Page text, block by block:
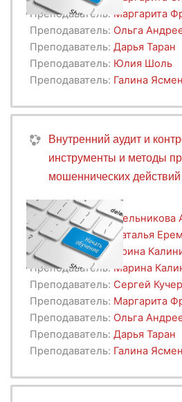
Преподаватель: Маргарита
Преподаватель: Ольга
Преподаватель: Дарья Таран
Преподаватель: Юлия Шоль
Преподаватель: Галина
Внутренний аудит и
инструменты и методы
мошеннических действий
Преподаватель:Мельникова
Преподаватель: Наталья
Преподаватель:
Ирина
Преподаватель: Марина
Преподаватель: Сергей
Преподаватель: Маргарита
Преподаватель: Ольга
Преподаватель: Дарья Таран
Преподаватель: Галина